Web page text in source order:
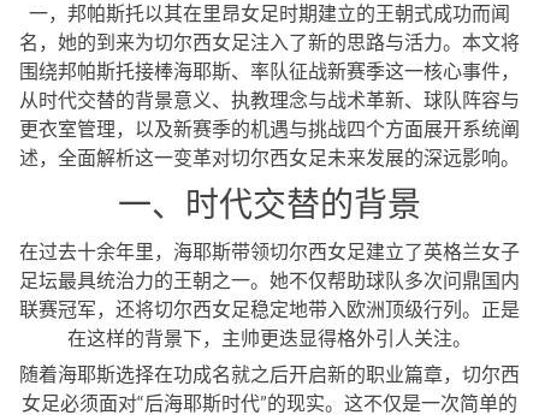
一，邦帕斯托以其在里昂女足时期建立的王朝式成功而闻
名，她的到来为切尔西女足注入了新的思路与活力。本文将
围绕邦帕斯托接棒海耶斯、率队征战新赛季这一核心事件，
从时代交替的背景意义、执教理念与战术革新、球队阵容与
更衣室管理，以及新赛季的机遇与挑战四个方面展开系统阐
述，全面解析这一变革对切尔西女足未来发展的深远影响。
一、时代交替的背景
在过去十余年里，海耶斯带领切尔西女足建立了英格兰女子
足坛最具统治力的王朝之一。她不仅帮助球队多次问鼎国内
联赛冠军，还将切尔西女足稳定地带入欧洲顶级行列。正是
在这样的背景下，主帅更迭显得格外引人关注。
随着海耶斯选择在功成名就之后开启新的职业篇章，切尔西
女足必须面对“后海耶斯时代”的现实。这不仅是一次简单的